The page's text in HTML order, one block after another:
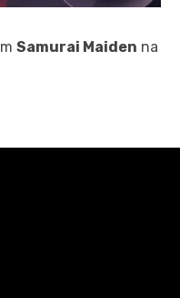
Samurai Maiden na